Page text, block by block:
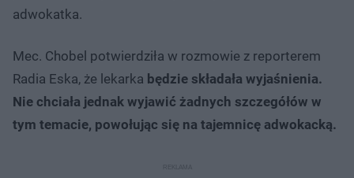
adwokatka.
Mec. Chobel potwierdziła w rozmowie z reporterem
Radia Eska, że lekarka będzie składała wyjaśnienia.
Nie chciała jednak wyjawić żadnych szczegółów w
tym temacie, powołując się na tajemnicę adwokacką.